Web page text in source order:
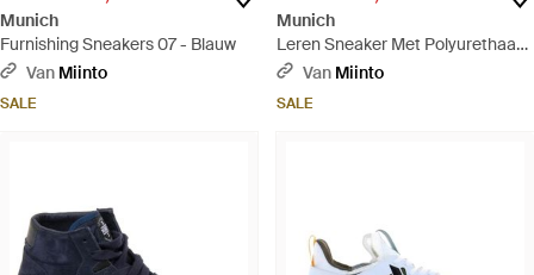
Munich
Furnishing Sneakers 07 - Blauw
Van Miinto
SALE
Munich
Leren Sneaker Met Polyurethaan
Materiaal - Grijs
Van Miinto
SALE